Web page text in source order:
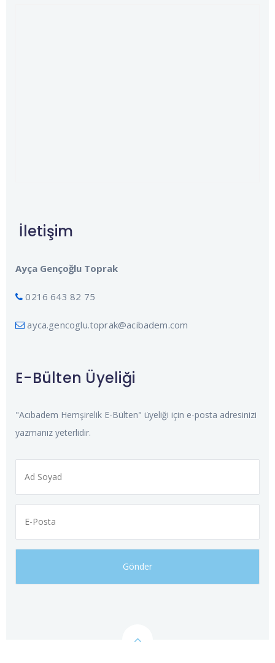
İletişim
Ayça Gençoğlu Toprak
0216 643 82 75
ayca.gencoglu.toprak@acibadem.com
E-Bülten Üyeliği
"Acıbadem Hemşirelik E-Bülten" üyeliği için e-posta adresinizi
yazmanız yeterlidir.